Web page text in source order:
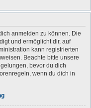
anmelden zu können. Die
und ermöglicht dir, auf
kann registrierten
Beachte bitte unsere
bevor du dich
wenn du dich in